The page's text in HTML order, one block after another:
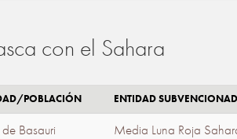
con el Sahara
POBLACIÓN ENTIDAD
Basauri Media Luna Roja